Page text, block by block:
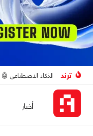
ترند الذكاء الاصطناعي 🤖
أخبار